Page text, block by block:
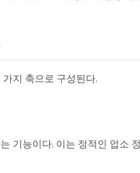
지 축으로 구성된다.
기능이다. 이는 정적인 업소